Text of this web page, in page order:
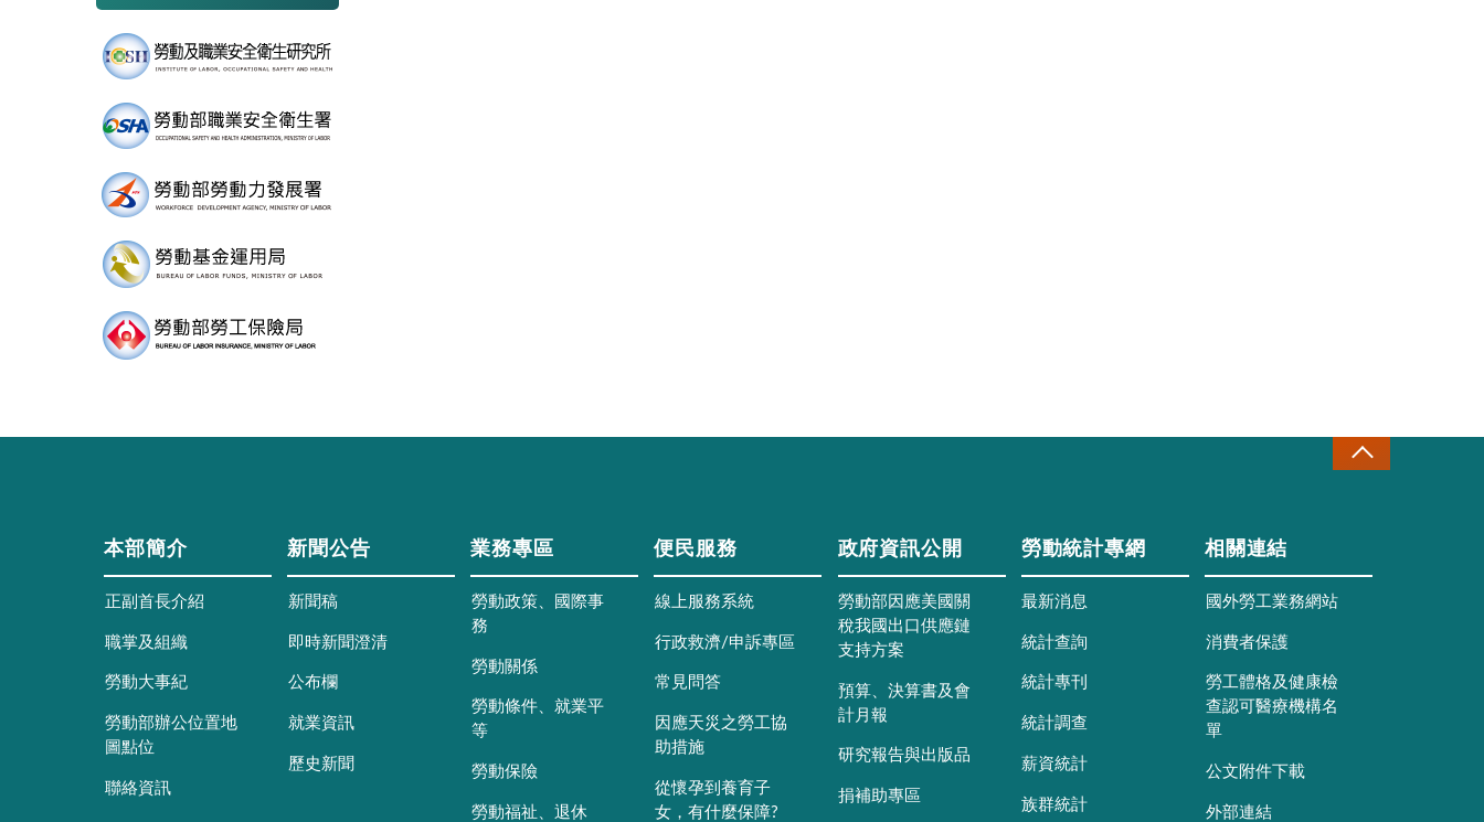
本部簡介
正副首長介紹
職掌及組織
勞動大事紀
勞動部辦公位置地
圖點位
聯絡資訊
新聞公告
新聞稿
即時新聞澄清
公布欄
就業資訊
歷史新聞
業務專區
勞動政策、國際事
務
勞動關係
勞動條件、就業平
等
勞動保險
勞動福祉、退休
便民服務
線上服務系統
行政救濟/申訴專區
常見問答
因應天災之勞工協
助措施
從懷孕到養育子
女，有什麼保障?
政府資訊公開
勞動部因應美國關
稅我國出口供應鏈
支持方案
預算、決算書及會
計月報
研究報告與出版品
捐補助專區
勞動統計專網
最新消息
統計查詢
統計專刊
統計調查
薪資統計
族群統計
相關連結
國外勞工業務網站
消費者保護
勞工體格及健康檢
查認可醫療機構名
單
公文附件下載
外部連結